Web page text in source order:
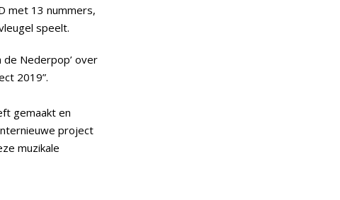
met 13 nummers,
speelt.
de Nederpop’ over
2019”.
gemaakt en
project
muzikale